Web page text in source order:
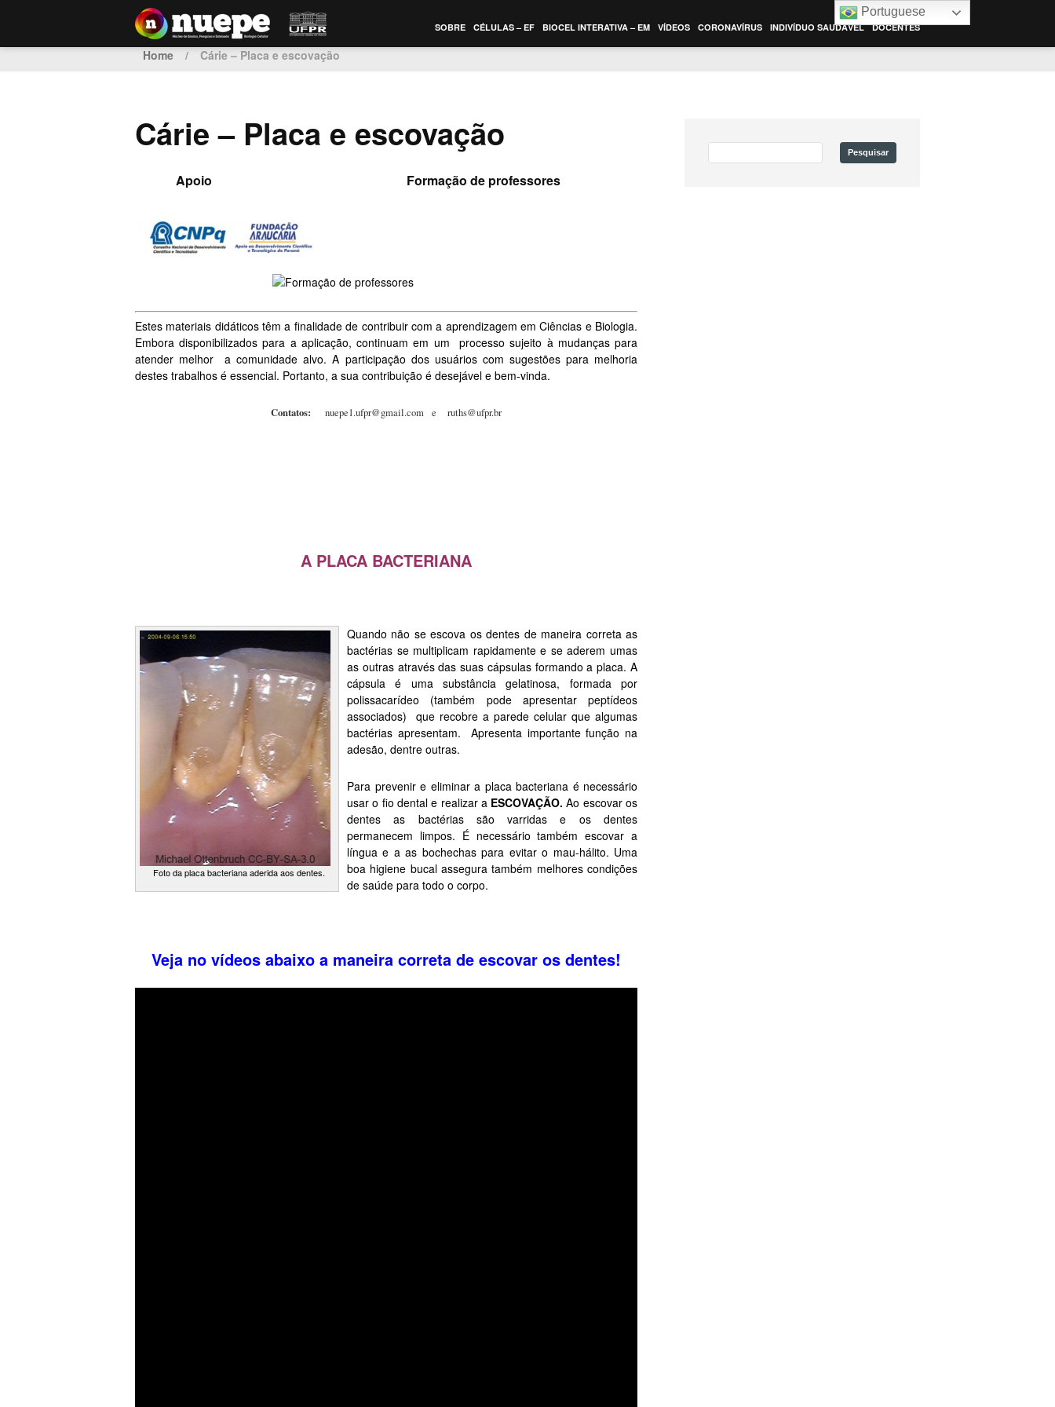
SOBRE CÉLULAS – EF BIOCEL INTERATIVA – EM VÍDEOS CORONAVÍRUS INDIVÍDUO SAUDÁVEL DOCENTES
Home / Cárie – Placa e escovação
Cárie – Placa e escovação
Apoio Formação de professores
Estes materiais didáticos têm a finalidade de contribuir com a aprendizagem em Ciências e Biologia.
Embora disponibilizados para a aplicação, continuam em um processo sujeito à mudanças para
atender melhor a comunidade alvo. A participação dos usuários com sugestões para melhoria
destes trabalhos é essencial. Portanto, a sua contribuição é desejável e bem-vinda.
Contatos: nuepe1.ufpr@gmail.com e ruths@ufpr.br
A PLACA BACTERIANA
Foto da placa bacteriana aderida aos dentes.
Quando não se escova os dentes de maneira correta as
bactérias se multiplicam rapidamente e se aderem umas
as outras através das suas cápsulas formando a placa. A
cápsula é uma substância gelatinosa, formada por
polissacarídeo (também pode apresentar peptídeos
associados) que recobre a parede celular que algumas
bactérias apresentam. Apresenta importante função na
adesão, dentre outras.
Para prevenir e eliminar a placa bacteriana é necessário
usar o fio dental e realizar a ESCOVAÇÃO.Ao escovar os
dentes as bactérias são varridas e os dentes
permanecem limpos. É necessário também escovar a
língua e a as bochechas para evitar o mau-hálito. Uma
boa higiene bucal assegura também melhores condições
de saúde para todo o corpo.
Veja no vídeos abaixo a maneira correta de escovar os dentes!
POR:
Portuguese